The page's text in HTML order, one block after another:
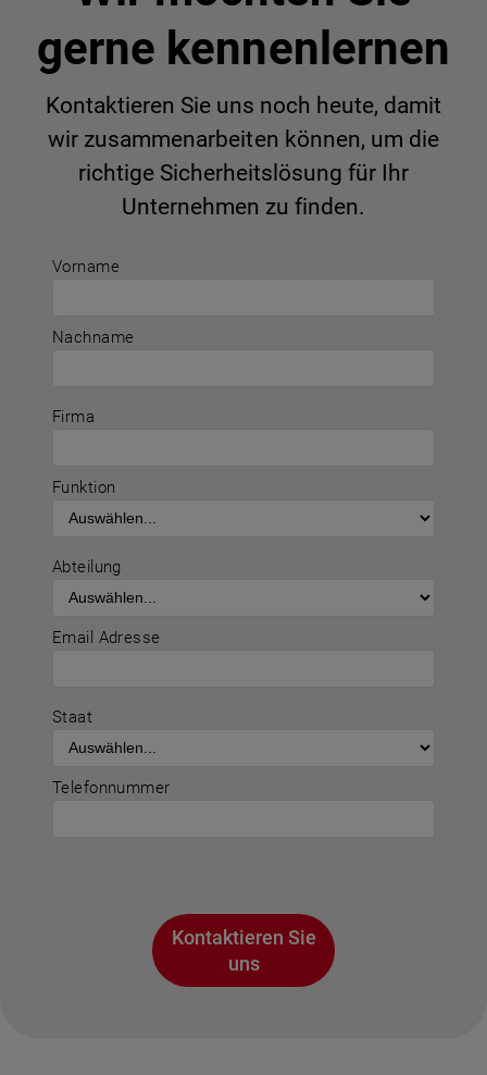
Vorname
Nachname
Firma
Funktion
Abteilung
Email Adresse
Staat
Telefonnummer
Kontaktieren Sie
uns
gerne kennenlernen
Kontaktieren Sie uns noch heute, damit
wir zusammenarbeiten können, um die
richtige Sicherheitslösung für Ihr
Unternehmen zu finden.